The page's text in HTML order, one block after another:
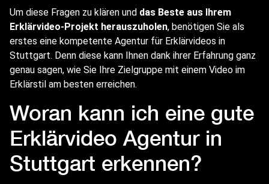
Um diese Fragen zu klären und das Beste aus Ihrem
Erklärvideo-Projekt herauszuholen, benötigen Sie als
erstes eine kompetente Agentur für Erklärvideos in
Stuttgart. Denn diese kann Ihnen dank ihrer Erfahrung ganz
genau sagen, wie Sie Ihre Zielgruppe mit einem Video im
Erklärstil am besten erreichen.
Woran kann ich eine gute
Erklärvideo Agentur in
Stuttgart erkennen?